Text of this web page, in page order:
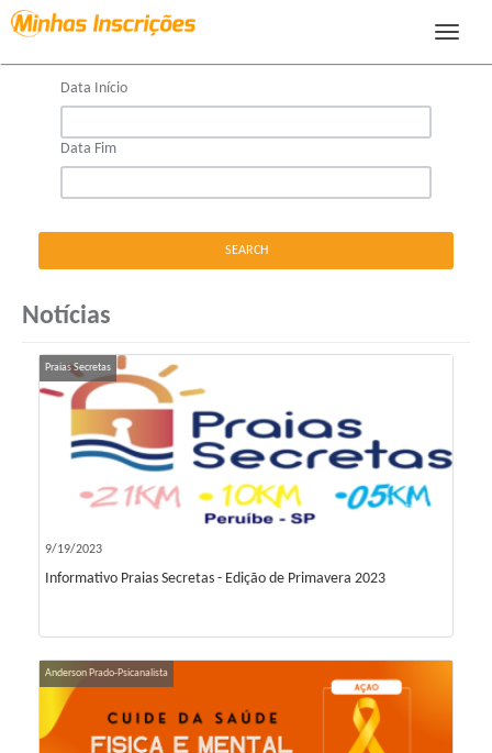
Toggle
FILTER BY TIME PERIOD:
Data Início
Data Fim
Notícias
Praias Secretas
9/19/2023
Informativo Praias Secretas - Edição de Primavera 2023
Anderson Prado-Psicanalista